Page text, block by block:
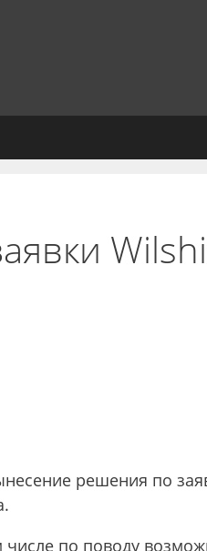
решения по
по поводу